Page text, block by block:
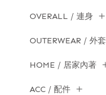
OVERALL / 連身
OUTERWEAR / 外套
HOME / 居家內著
ACC / 配件